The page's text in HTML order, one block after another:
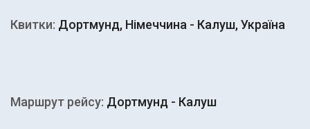
Квитки: Дортмунд, Німеччина - Калуш, Україна
Маршрут рейсу: Дортмунд - Калуш